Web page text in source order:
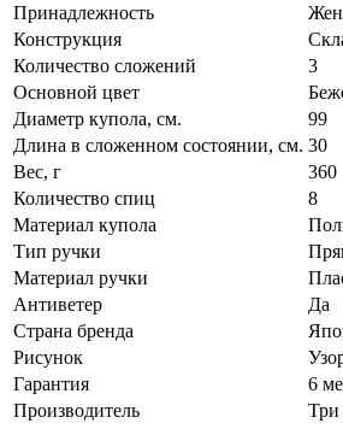
Принадлежность
Конструкция
Количество сложений
3
Основной цвет
Диаметр купола, см.
99
Длина в сложенном состоянии, см. 30
Вес, г
360
Количество спиц
8
Материал купола
Тип ручки
Материал ручки
Антиветер
Да
Страна бренда
Рисунок
Гарантия
6
Производитель
Три